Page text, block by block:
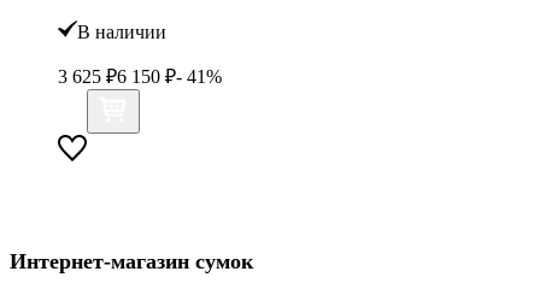
В наличии
3 625 ₽6 150 ₽- 41%
Интернет-магазин сумок